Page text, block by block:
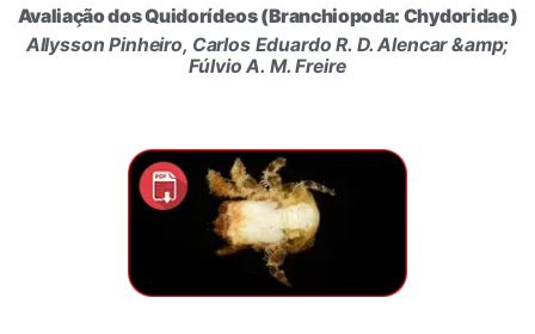
Avaliação dos Quidorídeos (Branchiopoda: Chydoridae)
Allysson Pinheiro, Carlos Eduardo R. D. Alencar &amp;
Fúlvio A. M. Freire